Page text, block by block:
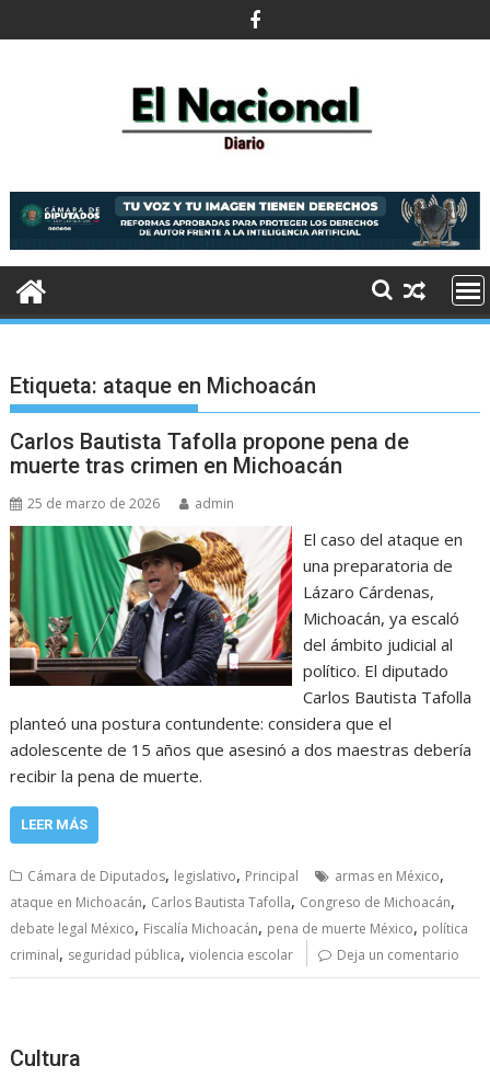
al
Etiqueta: ataque en Michoacán
Carlos Bautista Tafolla propone pena de
muerte tras crimen en Michoacán
25 de marzo de 2026 admin
El caso del ataque en
una preparatoria de
Lázaro Cárdenas,
Michoacán, ya escaló
del ámbito judicial al
político. El diputado
Carlos Bautista Tafolla
planteó una postura contundente: considera que el
adolescente de 15 años que asesinó a dos maestras debería
recibir la pena de muerte.
LEER MÁS
Cámara de Diputados, legislativo, Principal armas en México,
ataque en Michoacán, Carlos Bautista Tafolla, Congreso de Michoacán,
debate legal México, Fiscalía Michoacán, pena de muerte México, política
criminal, seguridad pública,violencia escolar Deja un comentario
Cultura